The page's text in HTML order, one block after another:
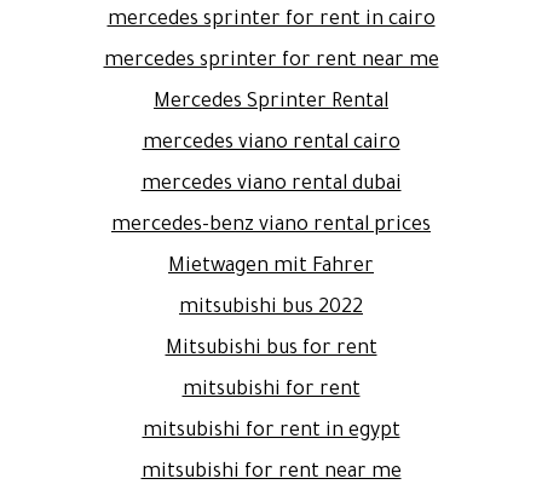
mercedes sprinter for rent in cairo
mercedes sprinter for rent near me
Mercedes Sprinter Rental
mercedes viano rental cairo
mercedes viano rental dubai
mercedes-benz viano rental prices
Mietwagen mit Fahrer
mitsubishi bus 2022
Mitsubishi bus for rent
mitsubishi for rent
mitsubishi for rent in egypt
mitsubishi for rent near me